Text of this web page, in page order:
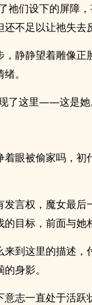
祂们设下的屏障
还不足以让祂失去
，静静望着雕像正
。
了这里——这是她
着眼被偷家吗，初
发言权，魔女最后
目标，前面与她
来到这里的描述，
身影。
意志一直处于活跃